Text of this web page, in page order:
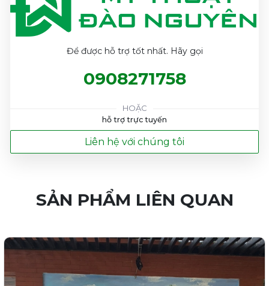
Để được hỗ trợ tốt nhất. Hãy gọi
0908271758
HOẶC
hỗ trợ trực tuyến
Liên hệ với chúng tôi
SẢN PHẨM LIÊN QUAN